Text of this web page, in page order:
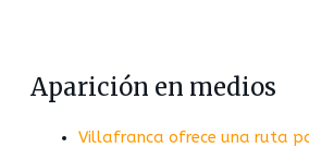
Aparición en medios
Villafranca ofrece una ruta